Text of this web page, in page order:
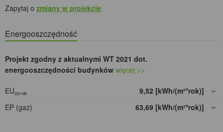
Zapytaj o zmiany w projekcie
Energooszczędność
Projekt zgodny z aktualnymi WT 2021 dot.
energooszczędności budynków więcej >>
EUco+w
9,52 [kWh/(m²*rok)]
EP (gaz)
63,69 [kWh/(m²*rok)]